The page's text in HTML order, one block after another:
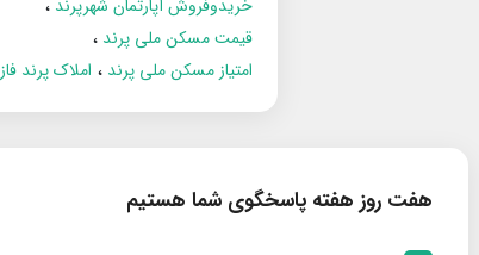
خریدوفروش آپارتمان شهرپرند
قیمت مسکن ملی پرند
امتیاز مسکن ملی پرند
املاک پرند فاز 6
هفت روز هفته پاسخگوی شما هستیم